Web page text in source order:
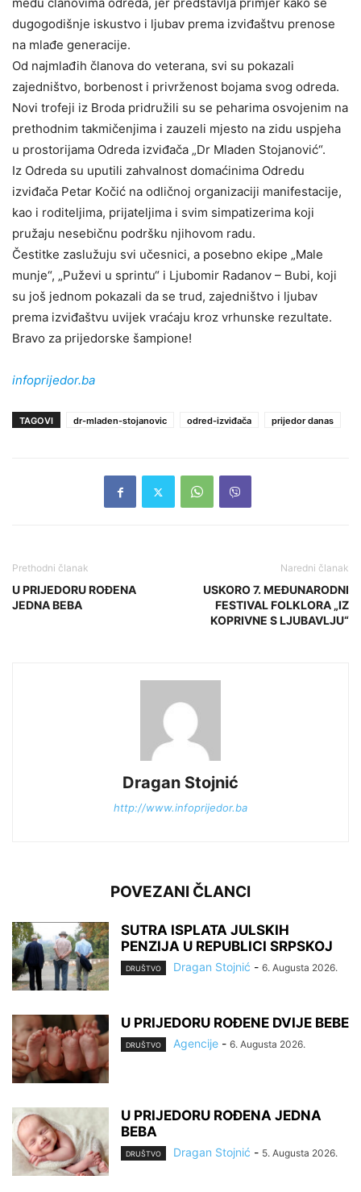
dugogodišnje iskustvo i ljubav prema izviđaštvu prenose
na mlađe generacije.
Od najmlađih članova do veterana, svi su pokazali
zajedništvo, borbenost i privrženost bojama svog odreda.
Novi trofeji iz Broda pridružili su se peharima osvojenim na
prethodnim takmičenjima i zauzeli mjesto na zidu uspjeha
u prostorijama Odreda izviđača „Dr Mladen Stojanović“.
Iz Odreda su uputili zahvalnost domaćinima Odredu
izviđača Petar Kočić na odličnoj organizaciji manifestacije,
kao i roditeljima, prijateljima i svim simpatizerima koji
pružaju nesebičnu podršku njihovom radu.
Čestitke zaslužuju svi učesnici, a posebno ekipe „Male
munje“, „Puževi u sprintu“ i Ljubomir Radanov – Bubi, koji
su još jednom pokazali da se trud, zajedništvo i ljubav
prema izviđaštvu uvijek vraćaju kroz vrhunske rezultate.
Bravo za prijedorske šampione!
infoprijedor.ba
TAGOVI dr-mladen-stojanovic odred-izviđača prijedor danas
Prethodni članak
U PRIJEDORU ROĐENA
JEDNA BEBA
Naredni članak
USKORO 7. MEĐUNARODNI
FESTIVAL FOLKLORA „IZ
KOPRIVNE S LJUBAVLJU“
Dragan Stojnić
http://www.infoprijedor.ba
POVEZANI ČLANCI
SUTRA ISPLATA JULSKIH
PENZIJA U REPUBLICI SRPSKOJ
DRUŠTVO Dragan Stojnić - 6. Augusta 2026.
U PRIJEDORU ROĐENE DVIJE BEBE
DRUŠTVO Agencije - 6. Augusta 2026.
U PRIJEDORU ROĐENA JEDNA
BEBA
DRUŠTVO Dragan Stojnić - 5. Augusta 2026.